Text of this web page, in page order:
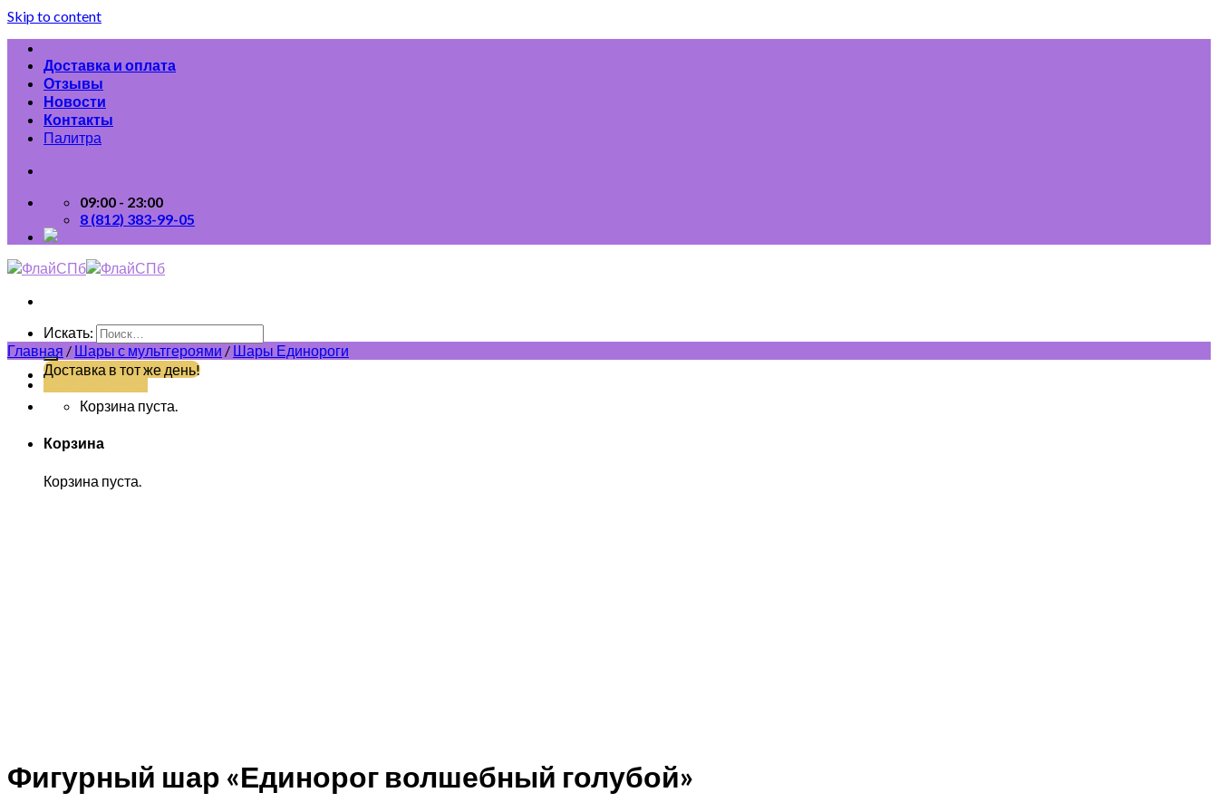
Skip to content
Доставка и оплата
Отзывы
Новости
Контакты
Палитра
09:00 - 23:00
8 (812) 383-99-05
Искать:
(812) 383-99-05
Доставка в тот же день!
Корзина пуста.
Корзина
Корзина пуста.
Главная / Шары с мультгероями / Шары Единороги
Фигурный шар «Единорог волшебный голубой»